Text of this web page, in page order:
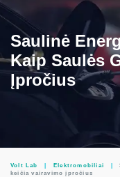
Saulinė
Kaip Saulės
Įpročius
Volt Lab Elektromobiliai
keičia vairavimo įpročius